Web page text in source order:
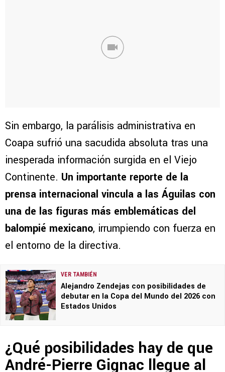
Sin embargo, la parálisis administrativa en
Coapa sufrió una sacudida absoluta tras una
inesperada información surgida en el Viejo
Continente. Un importante reporte de la
prensa internacional vincula a las Águilas con
una de las figuras más emblemáticas del
balompié mexicano, irrumpiendo con fuerza en
el entorno de la directiva.
VER TAMBIÉN
Alejandro Zendejas con posibilidades de
debutar en la Copa del Mundo del 2026 con
Estados Unidos
¿Qué posibilidades hay de que
André-Pierre Gignac llegue al